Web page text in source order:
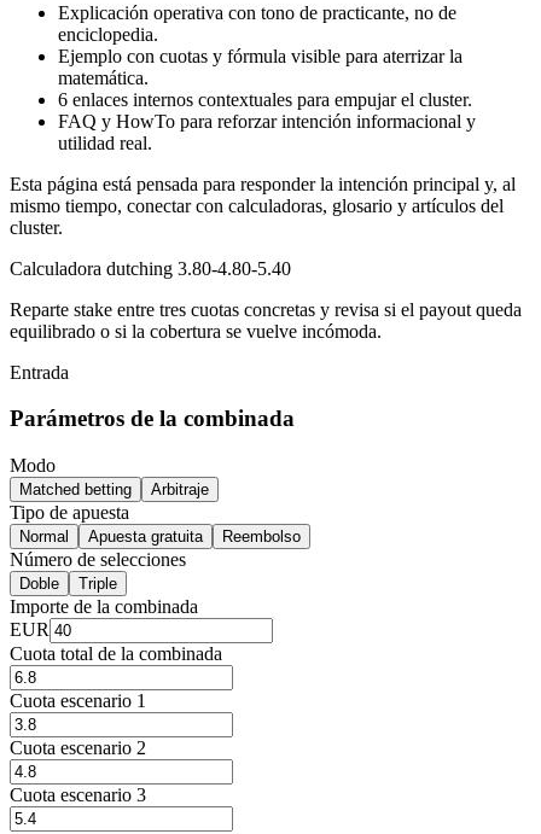
Explicación operativa con tono de practicante, no de
enciclopedia.
Ejemplo con cuotas y fórmula visible para aterrizar la
matemática.
6 enlaces internos contextuales para empujar el cluster.
FAQ y HowTo para reforzar intención informacional y
utilidad real.
Esta página está pensada para responder la intención principal y, al
mismo tiempo, conectar con calculadoras, glosario y artículos del
cluster.
Calculadora dutching 3.80-4.80-5.40
Reparte stake entre tres cuotas concretas y revisa si el payout queda
equilibrado o si la cobertura se vuelve incómoda.
Entrada
Parámetros de la combinada
Modo
Matched betting Arbitraje
Tipo de apuesta
Normal Apuesta gratuita Reembolso
Número de selecciones
Doble Triple
Importe de la combinada
EUR
Cuota total de la combinada
Cuota escenario 1
Cuota escenario 2
Cuota escenario 3